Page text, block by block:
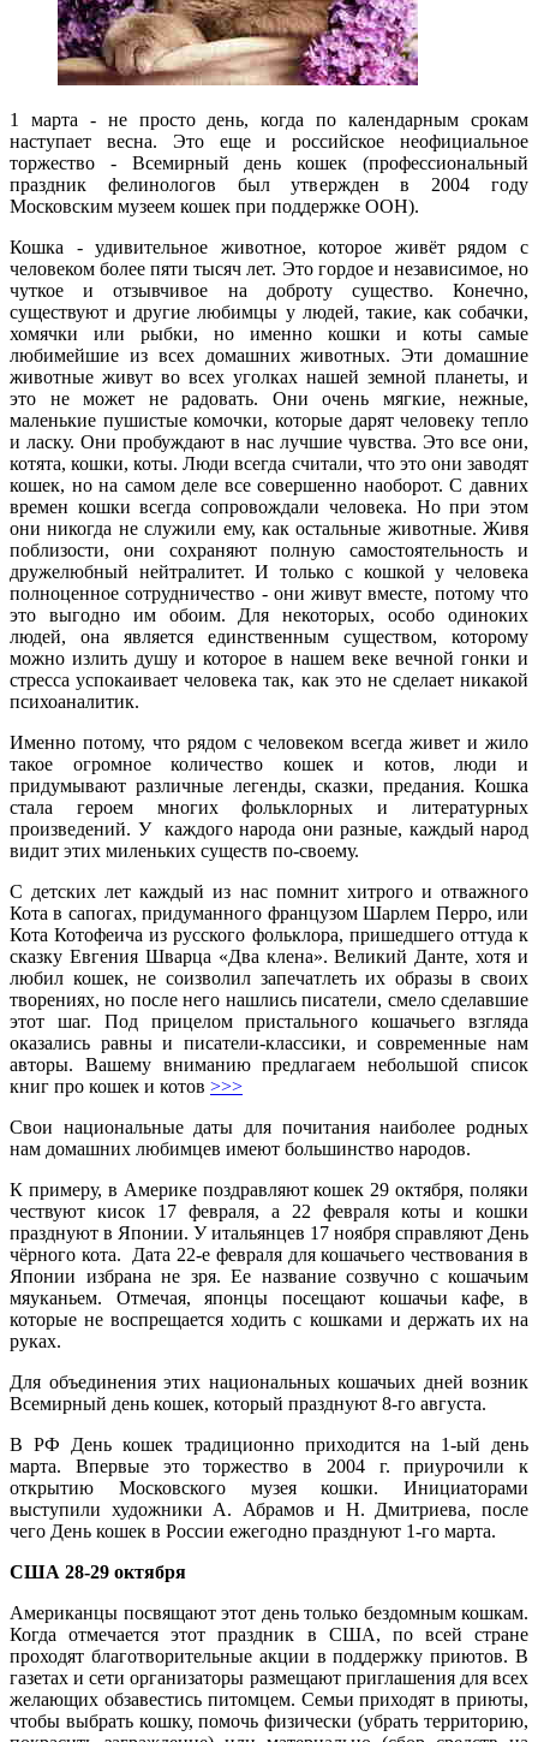
1 марта - не просто день, когда по календарным срокам
наступает весна. Это еще и российское неофициальное
торжество - Всемирный день кошек (профессиональный
праздник фелинологов был утвержден в 2004 году
Московским музеем кошек при поддержке ООН).
Кошка - удивительное животное, которое живёт рядом с
человеком более пяти тысяч лет. Это гордое и независимое, но
чуткое и отзывчивое на доброту существо. Конечно,
существуют и другие любимцы у людей, такие, как собачки,
хомячки или рыбки, но именно кошки и коты самые
любимейшие из всех домашних животных. Эти домашние
животные живут во всех уголках нашей земной планеты, и
это не может не радовать. Они очень мягкие, нежные,
маленькие пушистые комочки, которые дарят человеку тепло
и ласку. Они пробуждают в нас лучшие чувства. Это все они,
котята, кошки, коты. Люди всегда считали, что это они заводят
кошек, но на самом деле все совершенно наоборот. С давних
времен кошки всегда сопровождали человека. Но при этом
они никогда не служили ему, как остальные животные. Живя
поблизости, они сохраняют полную самостоятельность и
дружелюбный нейтралитет. И только с кошкой у человека
полноценное сотрудничество - они живут вместе, потому что
это выгодно им обоим. Для некоторых, особо одиноких
людей, она является единственным существом, которому
можно излить душу и которое в нашем веке вечной гонки и
стресса успокаивает человека так, как это не сделает никакой
психоаналитик.
Именно потому, что рядом с человеком всегда живет и жило
такое огромное количество кошек и котов, люди и
придумывают различные легенды, сказки, предания. Кошка
стала героем многих фольклорных и литературных
произведений. У каждого народа они разные, каждый народ
видит этих миленьких существ по-своему.
С детских лет каждый из нас помнит хитрого и отважного
Кота в сапогах, придуманного французом Шарлем Перро, или
Кота Котофеича из русского фольклора, пришедшего оттуда к
сказку Евгения Шварца «Два клена». Великий Данте, хотя и
любил кошек, не соизволил запечатлеть их образы в своих
творениях, но после него нашлись писатели, смело сделавшие
этот шаг. Под прицелом пристального кошачьего взгляда
оказались равны и писатели-классики, и современные нам
авторы. Вашему вниманию предлагаем небольшой список
книг про кошек и котов >>>
Cвои национальные даты для почитания наиболее родных
нам домашних любимцев имеют большинство народов.
К примеру, в Америке поздравляют кошек 29 октября, поляки
чествуют кисок 17 февраля, а 22 февраля коты и кошки
празднуют в Японии. У итальянцев 17 ноября справляют День
чёрного кота. Дата 22-е февраля для кошачьего чествования в
Японии избрана не зря. Ее название созвучно с кошачьим
мяуканьем. Отмечая, японцы посещают кошачьи кафе, в
которые не воспрещается ходить с кошками и держать их на
руках.
Для объединения этих национальных кошачьих дней возник
Всемирный день кошек, который празднуют 8-го августа.
В РФ День кошек традиционно приходится на 1-ый день
марта. Впервые это торжество в 2004 г. приурочили к
открытию Московского музея кошки. Инициаторами
выступили художники А. Абрамов и Н. Дмитриева, после
чего День кошек в России ежегодно празднуют 1-го марта.
США 28-29 октября
Американцы посвящают этот день только бездомным кошкам.
Когда отмечается этот праздник в США, по всей стране
проходят благотворительные акции в поддержку приютов. В
газетах и сети организаторы размещают приглашения для всех
желающих обзавестись питомцем. Семьи приходят в приюты,
чтобы выбрать кошку, помочь физически (убрать территорию,